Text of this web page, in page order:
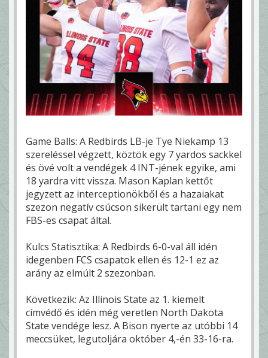
Game Balls: A Redbirds LB-je Tye Niekamp 13
szereléssel végzett, köztök egy 7 yardos sackkel
és övé volt a vendégek 4 INT-jének egyike, ami
18 yardra vitt vissza. Mason Kaplan kettőt
jegyzett az interceptionökből és a hazaiakat
szezon negatív csúcson sikerült tartani egy nem
FBS-es csapat által.
Kulcs Statisztika: A Redbirds 6-0-val áll idén
idegenben FCS csapatok ellen és 12-1 ez az
arány az elmúlt 2 szezonban.
Következik: Az Illinois State az 1. kiemelt
címvédő és idén még veretlen North Dakota
State vendége lesz. A Bison nyerte az utóbbi 14
meccsüket, legutoljára október 4,-én 33-16-ra.